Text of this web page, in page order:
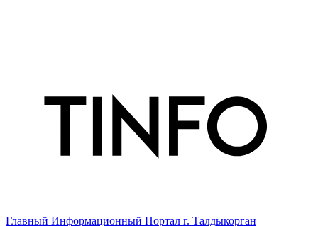
Главный Информационный Портал г. Талдыкорган